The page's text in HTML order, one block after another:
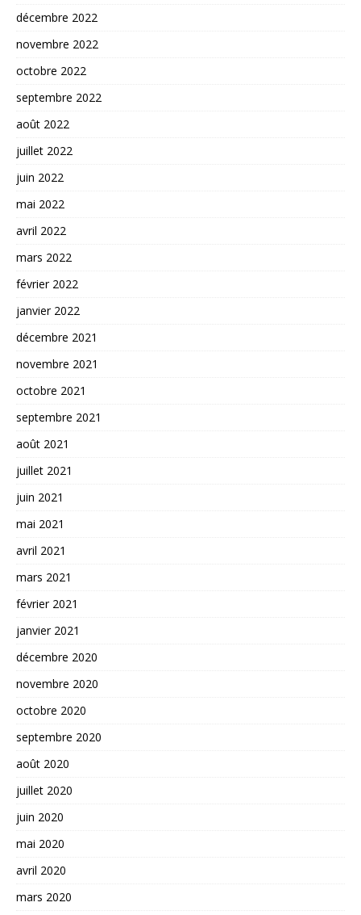
décembre 2022
novembre 2022
octobre 2022
septembre 2022
août 2022
juillet 2022
juin 2022
mai 2022
avril 2022
mars 2022
février 2022
janvier 2022
décembre 2021
novembre 2021
octobre 2021
septembre 2021
août 2021
juillet 2021
juin 2021
mai 2021
avril 2021
mars 2021
février 2021
janvier 2021
décembre 2020
novembre 2020
octobre 2020
septembre 2020
août 2020
juillet 2020
juin 2020
mai 2020
avril 2020
mars 2020